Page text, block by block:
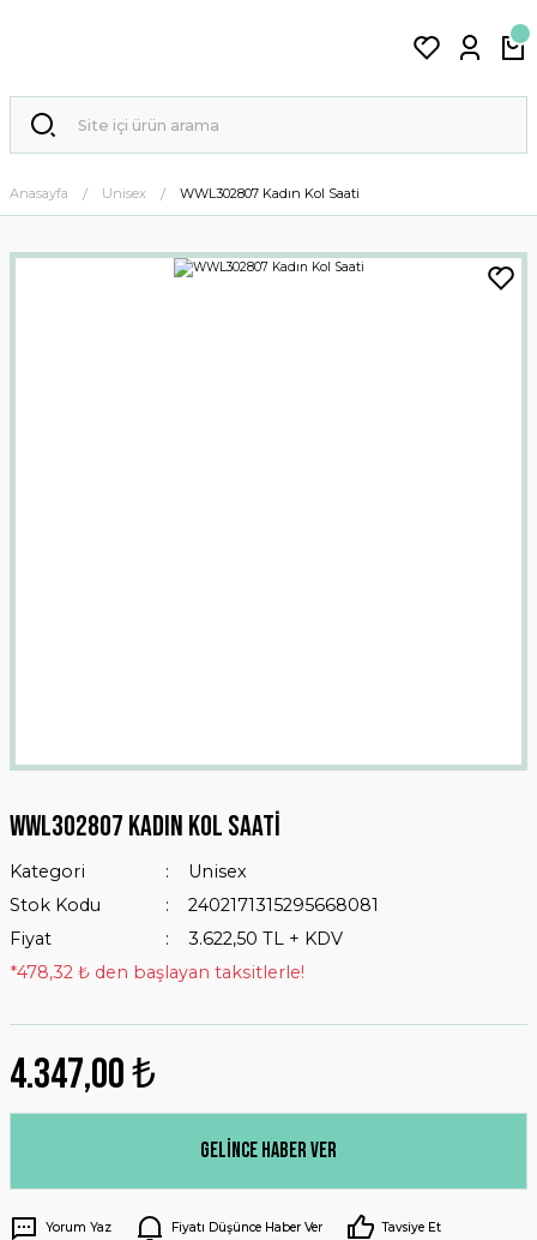
Anasayfa Unisex WWL302807 Kadın Kol Saati
WWL302807 Kadın Kol Saati
Kategori
Unisex
Stok Kodu
2402171315295668081
Fiyat
3.622,50 TL + KDV
*478,32 ₺ den başlayan taksitlerle!
4.347,00 ₺
Gelince Haber Ver
Yorum Yaz Fiyatı Düşünce Haber Ver Tavsiye Et